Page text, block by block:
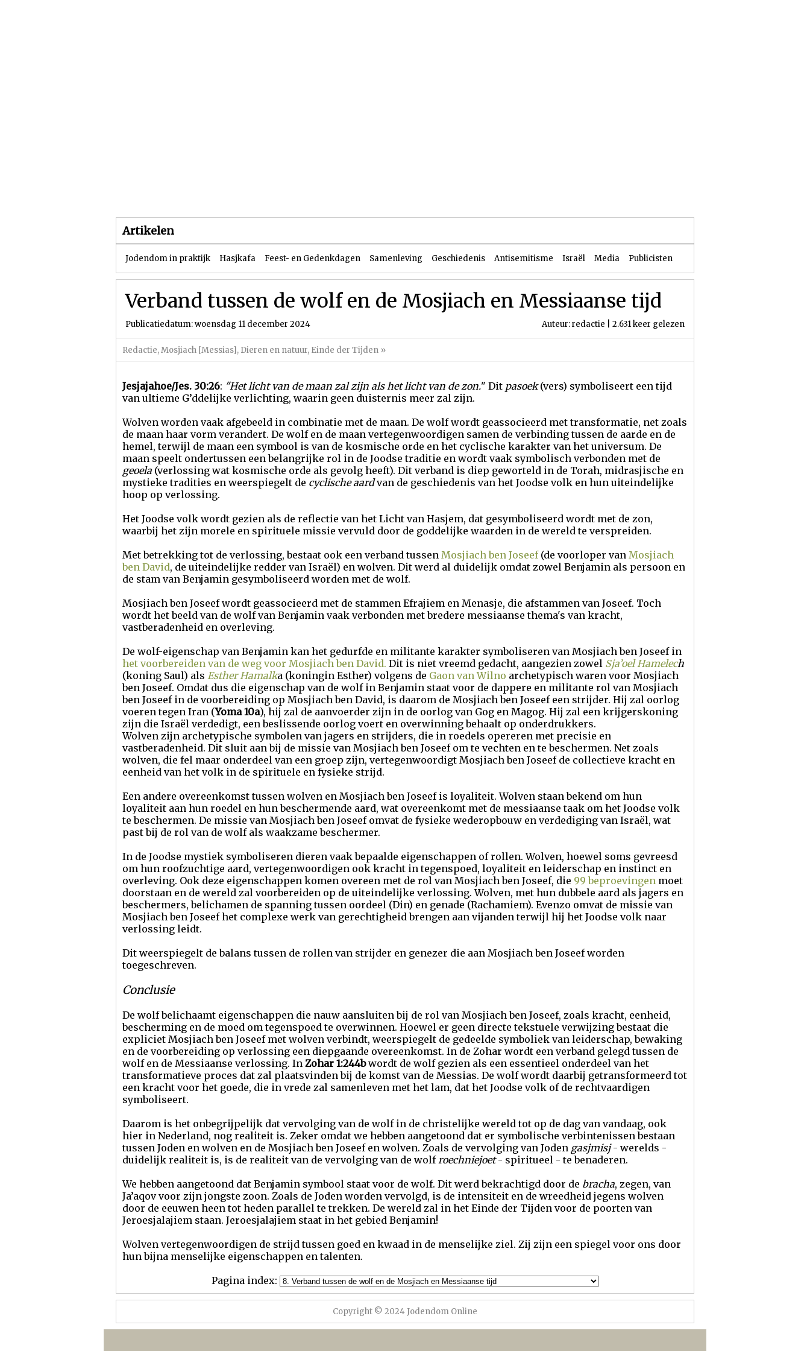
Artikelen
Jodendom in praktijk Hasjkafa Feest- en Gedenkdagen Samenleving Geschiedenis Antisemitisme Israël Media Publicisten
Verband tussen de wolf en de Mosjiach en Messiaanse tijd
Publicatiedatum: woensdag 11 december 2024 Auteur: redactie | 2.631 keer gelezen
Redactie,Mosjiach [Messias], Dieren en natuur, Einde der Tijden »
Jesjajahoe/Jes. 30:26: "Het licht van de maan zal zijn als het licht van de zon." Dit pasoek(vers) symboliseert een tijd
van ultieme G’ddelijke verlichting, waarin geen duisternis meer zal zijn.
Wolven worden vaak afgebeeld in combinatie met de maan. De wolf wordt geassocieerd met transformatie, net zoals
de maan haar vorm verandert. De wolf en de maan vertegenwoordigen samen de verbinding tussen de aarde en de
hemel, terwijl de maan een symbool is van de kosmische orde en het cyclische karakter van het universum. De
maan speelt ondertussen een belangrijke rol in de Joodse traditie en wordt vaak symbolisch verbonden met de
geoela (verlossing wat kosmische orde als gevolg heeft). Dit verband is diep geworteld in de Torah, midrasjische en
mystieke tradities en weerspiegelt de cyclische aardvan de geschiedenis van het Joodse volk en hun uiteindelijke
hoop op verlossing.
Het Joodse volk wordt gezien als de reflectie van het Licht van Hasjem, dat gesymboliseerd wordt met de zon,
waarbij het zijn morele en spirituele missie vervuld door de goddelijke waarden in de wereld te verspreiden.
Met betrekking tot de verlossing, bestaat ook een verband tussen Mosjiach ben Joseef (de voorloper van Mosjiach
ben David, de uiteindelijke redder van Israël) en wolven. Dit werd al duidelijk omdat zowel Benjamin als persoon en
de stam van Benjamin gesymboliseerd worden met de wolf.
Mosjiach ben Joseef wordt geassocieerd met de stammen Efrajiem en Menasje, die afstammen van Joseef. Toch
wordt het beeld van de wolf van Benjamin vaak verbonden met bredere messiaanse thema's van kracht,
vastberadenheid en overleving.
De wolf-eigenschap van Benjamin kan het gedurfde en militante karakter symboliseren van Mosjiach ben Joseef in
het voorbereiden van de weg voor Mosjiach ben David. Dit is niet vreemd gedacht, aangezien zowel Sja’oel Hamelech
(koning Saul) als Esther Hamalka (koningin Esther) volgens de Gaon van Wilno archetypisch waren voor Mosjiach
ben Joseef. Omdat dus die eigenschap van de wolf in Benjamin staat voor de dappere en militante rol van Mosjiach
ben Joseef in de voorbereiding op Mosjiach ben David, is daarom de Mosjiach ben Joseef een strijder. Hij zal oorlog
voeren tegen Iran (Yoma 10a), hij zal de aanvoerder zijn in de oorlog van Gog en Magog. Hij zal een krijgerskoning
zijn die Israël verdedigt, een beslissende oorlog voert en overwinning behaalt op onderdrukkers.
Wolven zijn archetypische symbolen van jagers en strijders, die in roedels opereren met precisie en
vastberadenheid. Dit sluit aan bij de missie van Mosjiach ben Joseef om te vechten en te beschermen. Net zoals
wolven, die fel maar onderdeel van een groep zijn, vertegenwoordigt Mosjiach ben Joseef de collectieve kracht en
eenheid van het volk in de spirituele en fysieke strijd.
Een andere overeenkomst tussen wolven en Mosjiach ben Joseef is loyaliteit. Wolven staan bekend om hun
loyaliteit aan hun roedel en hun beschermende aard, wat overeenkomt met de messiaanse taak om het Joodse volk
te beschermen. De missie van Mosjiach ben Joseef omvat de fysieke wederopbouw en verdediging van Israël, wat
past bij de rol van de wolf als waakzame beschermer.
In de Joodse mystiek symboliseren dieren vaak bepaalde eigenschappen of rollen. Wolven, hoewel soms gevreesd
om hun roofzuchtige aard, vertegenwoordigen ook kracht in tegenspoed, loyaliteit en leiderschap en instinct en
overleving. Ook deze eigenschappen komen overeen met de rol van Mosjiach ben Joseef, die 99 beproevingen moet
doorstaan en de wereld zal voorbereiden op de uiteindelijke verlossing. Wolven, met hun dubbele aard als jagers en
beschermers, belichamen de spanning tussen oordeel (Din) en genade (Rachamiem). Evenzo omvat de missie van
Mosjiach ben Joseef het complexe werk van gerechtigheid brengen aan vijanden terwijl hij het Joodse volk naar
verlossing leidt.
Dit weerspiegelt de balans tussen de rollen van strijder en genezer die aan Mosjiach ben Joseef worden
toegeschreven.
Conclusie
De wolf belichaamt eigenschappen die nauw aansluiten bij de rol van Mosjiach ben Joseef, zoals kracht, eenheid,
bescherming en de moed om tegenspoed te overwinnen. Hoewel er geen directe tekstuele verwijzing bestaat die
expliciet Mosjiach ben Joseef met wolven verbindt, weerspiegelt de gedeelde symboliek van leiderschap, bewaking
en de voorbereiding op verlossing een diepgaande overeenkomst. In de Zohar wordt een verband gelegd tussen de
wolf en de Messiaanse verlossing. In Zohar 1:244bwordt de wolf gezien als een essentieel onderdeel van het
transformatieve proces dat zal plaatsvinden bij de komst van de Messias. De wolf wordt daarbij getransformeerd tot
een kracht voor het goede, die in vrede zal samenleven met het lam, dat het Joodse volk of de rechtvaardigen
symboliseert.
Daarom is het onbegrijpelijk dat vervolging van de wolf in de christelijke wereld tot op de dag van vandaag, ook
hier in Nederland, nog realiteit is. Zeker omdat we hebben aangetoond dat er symbolische verbintenissen bestaan
tussen Joden en wolven en de Mosjiach ben Joseef en wolven. Zoals de vervolging van Joden gasjmisj- werelds -
duidelijk realiteit is, is de realiteit van de vervolging van de wolfroechniejoet- spiritueel - te benaderen.
We hebben aangetoond dat Benjamin symbool staat voor de wolf. Dit werd bekrachtigd door de bracha, zegen, van
Ja’aqov voor zijn jongste zoon. Zoals de Joden worden vervolgd, is de intensiteit en de wreedheid jegens wolven
door de eeuwen heen tot heden parallel te trekken. De wereld zal in het Einde der Tijden voor de poorten van
Jeroesjalajiem staan. Jeroesjalajiem staat in het gebied Benjamin!
Wolven vertegenwoordigen de strijd tussen goed en kwaad in de menselijke ziel. Zij zijn een spiegel voor ons door
hun bijna menselijke eigenschappen en talenten.
Pagina index:
Copyright © 2024 Jodendom Online